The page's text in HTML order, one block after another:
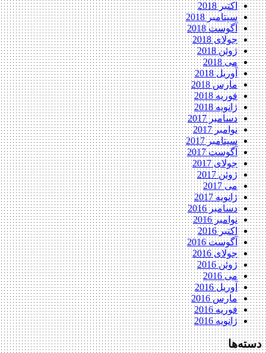
اکتبر 2018
سپتامبر 2018
آگوست 2018
جولای 2018
ژوئن 2018
می 2018
آوریل 2018
مارس 2018
فوریه 2018
ژانویه 2018
دسامبر 2017
نوامبر 2017
سپتامبر 2017
آگوست 2017
جولای 2017
ژوئن 2017
می 2017
ژانویه 2017
دسامبر 2016
نوامبر 2016
اکتبر 2016
آگوست 2016
جولای 2016
ژوئن 2016
می 2016
آوریل 2016
مارس 2016
فوریه 2016
ژانویه 2016
دسته‌ها